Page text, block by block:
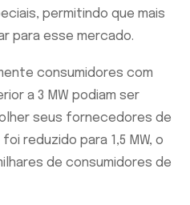
permitindo que mais
para esse mercado.
consumidores com
a 3 MW podiam ser
seus fornecedores de
reduzido para 1,5 MW, o
de consumidores de